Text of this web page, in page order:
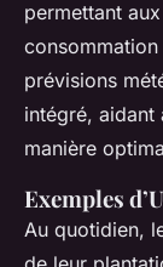
permettant
consommation
prévisions
intégré, aidant
manière
Exemples
Au quotidien,